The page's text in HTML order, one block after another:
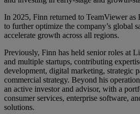
In 2025, Finn returned to TeamViewer as
to further optimize the company’s global
accelerate growth across all regions.
Previously, Finn has held senior roles at
and multiple startups, contributing
development, digital marketing, strategic
commercial strategy. Beyond his
an active investor and advisor, with a
consumer services, enterprise software,
solutions.